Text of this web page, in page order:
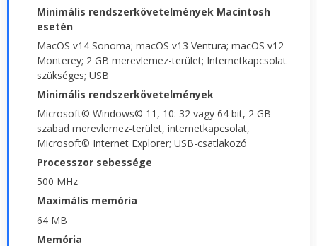
Minimális rendszerkövetelmények Macintosh
esetén
MacOS v14 Sonoma; macOS v13 Ventura; macOS v12
Monterey; 2 GB merevlemez-terület; Internetkapcsolat
szükséges; USB
Minimális rendszerkövetelmények
Microsoft© Windows© 11, 10: 32 vagy 64 bit, 2 GB
szabad merevlemez-terület, internetkapcsolat,
Microsoft© Internet Explorer; USB-csatlakozó
Processzor sebessége
500 MHz
Maximális memória
64 MB
Memória